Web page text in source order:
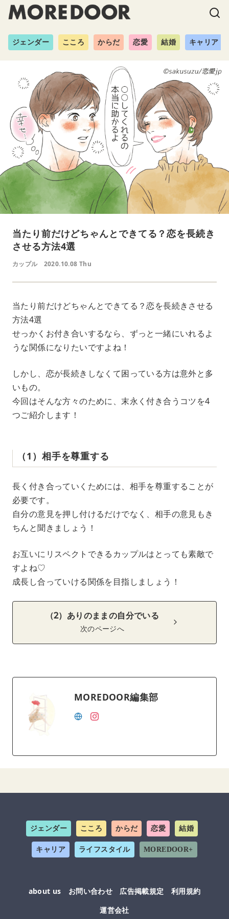
ジェンダー こころ からだ 恋愛 結婚 キャリア
当たり前だけどちゃんとできてる？恋を長続き
させる方法4選
カップル 2020.10.08 Thu
当たり前だけどちゃんとできてる？恋を長続きさせる
方法4選
せっかくお付き合いするなら、ずっと一緒にいれるよ
うな関係になりたいですよね！
しかし、恋が長続きしなくて困っている方は意外と多
いもの。
今回はそんな方々のために、末永く付き合うコツを4
つご紹介します！
（1）相手を尊重する
長く付き合っていくためには、相手を尊重することが
必要です。
自分の意見を押し付けるだけでなく、相手の意見もき
ちんと聞きましょう！
お互いにリスペクトできるカップルはとっても素敵で
すよね♡
成長し合っていける関係を目指しましょう！
（2）ありのままの自分でいる
次のページへ
MOREDOOR編集部
ジェンダー こころ からだ 恋愛 結婚
キャリア ライフスタイル MOREDOOR+
about us お問い合わせ 広告掲載規定
利用規約
運営会社